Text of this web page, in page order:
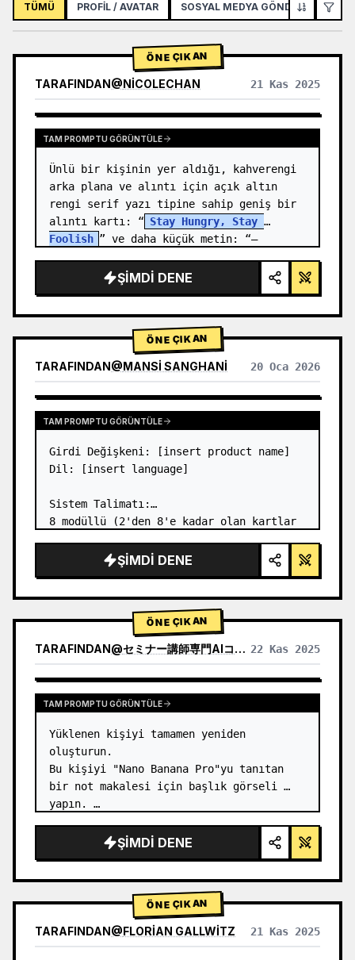
TÜMÜ PROFIL / AVATAR SOSYAL MEDYA GÖNDERISI
ÖNE ÇIKAN
TARAFINDAN@NICOLECHAN 21 Kas 2025
DIĞER MODELLERIN SONUÇLARINI GÖRÜNTÜLE
TAM PROMPTU GÖRÜNTÜLE
Ünlü bir kişinin yer aldığı, kahverengi
arka plana ve alıntı için açık altın
rengi serif yazı tipine sahip geniş bir
alıntı kartı: “ Stay Hungry, Stay
Foolish ” ve daha küçük metin: “—
ŞIMDI DENE
ÖNE ÇIKAN
TARAFINDAN@MANSI SANGHANI 20 Oca 2026
DIĞER MODELLERIN SONUÇLARINI GÖRÜNTÜLE
TAM PROMPTU GÖRÜNTÜLE
Girdi Değişkeni: [insert product name]
Dil: [insert language]
Sistem Talimatı:
8 modüllü (2'den 8'e kadar olan kartlar
birinci sınıf likit cam Bento ızgara
ürün infografiğinin bir görüntüsünü
1) Ürün Analizi:
→…
ŞIMDI DENE
ÖNE ÇIKAN
TARAFINDAN@セミナー講師専門AIコンシェルジュ｜工藤 晶 22 Kas 2025
DIĞER MODELLERIN SONUÇLARINI GÖRÜNTÜLE
TAM PROMPTU GÖRÜNTÜLE
Yüklenen kişiyi tamamen yeniden
oluşturun.
Bu kişiyi "Nano Banana Pro"yu tanıtan
bir not makalesi için başlık görseli
yapın. …
ŞIMDI DENE
ÖNE ÇIKAN
TARAFINDAN@FLORIAN GALLWITZ 21 Kas 2025